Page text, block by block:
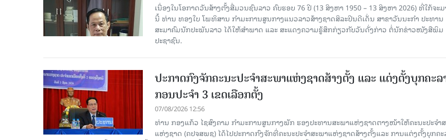
ເນື່ອງໃນໂອກາດວັນສ້າງຕັ້ງສື່ມວນຊົນລາວ ຄົບຮອບ 76 ປີ (13 ສິງຫາ 1950 – 13 ສິງຫາ 2026) ທີ່ໃກ້ຈະມ
ນີ້ ທ່ານ ທອງໃບ ໂພທິສານ ກໍາມະການສູນກາງແນວລາວສ້າງຊາດສິລະປິນດີເດັ່ນ ສາຂາວັນນະກໍາ ປະທານ
ສະມາຄົມນັກປະພັນລາວ ໄດ້ໃຫ້ສໍາພາດ ແລະ ສະແດງຄວາມຮູ້ສຶກກ່ຽວກັບວັນດັ່ງກ່າວ ຕໍ່ນັກຂ່າວໜັງສືພິມ
ປະຊາຊົນ.
ປະກາດກົງຈັກຄະນະປະຈໍາສະພາແຫ່ງຊາດສ້າງຕັ້ງ ແລະ ແຕ່ງຕັ້ງບຸກຄະລ
ກອນປະຈໍາ 3 ເຂດເລືອກຕັ້ງ
07/08/2026 12:56
ທ່ານ ກອງແກ້ວ ໄຊສົງຄາມ ກຳມະການສູນກາງພັກ ຮອງປະທານສະພາແຫ່ງຊາດຕາງໜ້າໃຫ້ຄະນະປະຈໍາ
ແຫ່ງຊາດ (ຄປຈສພຊ) ໄດ້ໄປປະກາດກົງຈັກທີ່ຄະນະປະຈໍາສະພາແຫ່ງຊາດສ້າງຕັ້ງແລະ ການແຕ່ງຕັ້ງບຸກຄະ